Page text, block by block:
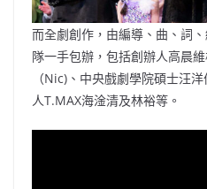
而全劇創作，由編導、曲、詞
隊一手包辦，包括創辦人高晨
（Nic)、中央戲劇學院碩士汪
人T.MAX海淦清及林裕等。